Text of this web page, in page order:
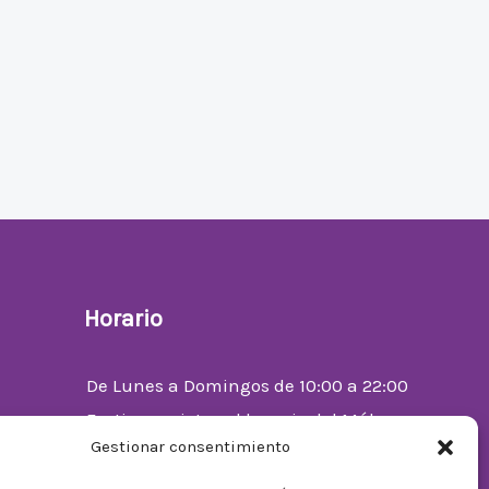
Gestionar consentimiento
Horario
De Lunes a Domingos de 10:00 a 22:00
Festivos sujetos al horario del Málaga
Factory